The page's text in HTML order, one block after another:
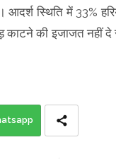
स्थिति में 33%
काटने की इजाजत नहीं